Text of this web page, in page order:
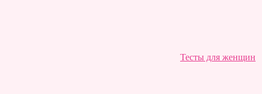
Тесты для женщин